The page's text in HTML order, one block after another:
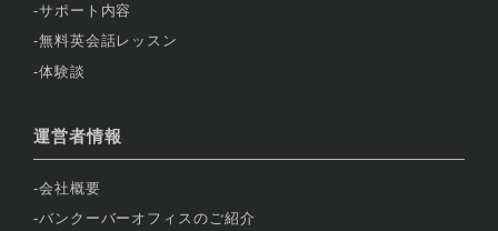
サポート内容
無料英会話レッスン
体験談
運営者情報
会社概要
バンクーバーオフィスのご紹介